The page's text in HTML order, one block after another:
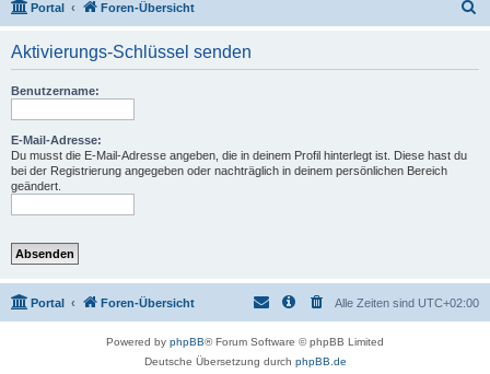
Portal Foren-Übersicht
Aktivierungs-Schlüssel senden
Benutzername:
E-Mail-Adresse:
Du musst die E-Mail-Adresse angeben, die in deinem Profil hinterlegt ist. Diese hast du
bei der Registrierung angegeben oder nachträglich in deinem persönlichen Bereich
geändert.
Portal Foren-Übersicht Alle Zeiten sind UTC+02:00
Powered by phpBB® Forum Software © phpBB Limited
Deutsche Übersetzung durch phpBB.de